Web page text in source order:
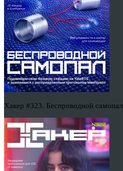
Хакер #323. Беспроводной самопал